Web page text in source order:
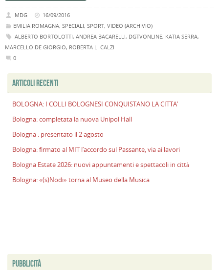
MDG
16/09/2016
EMILIA ROMAGNA, SPECIALI, SPORT, VIDEO (ARCHIVIO)
ALBERTO BORTOLOTTI, ANDREA BACARELLI, DGTVONLINE, KATIA SERRA,
MARCELLO DE GIORGIO, ROBERTA LI CALZI
0
ARTICOLI RECENTI
BOLOGNA: I COLLI BOLOGNESI CONQUISTANO LA CITTA’
Bologna: completata la nuova Unipol Hall
Bologna : presentato il 2 agosto
Bologna: firmato al MIT l’accordo sul Passante, via ai lavori
Bologna Estate 2026: nuovi appuntamenti e spettacoli in città
Bologna: «(s)Nodi» torna al Museo della Musica
PUBBLICITÀ